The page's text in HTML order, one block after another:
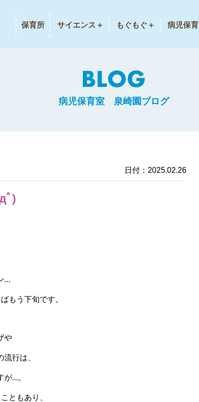
保育所 サイエンス＋ もぐもぐ＋ 病児保育
病児保育室 泉崎園ブログ
日付：2025.02.26
ﾟ)
...
もう下旬です。
や
行は、
...。
ともあり、